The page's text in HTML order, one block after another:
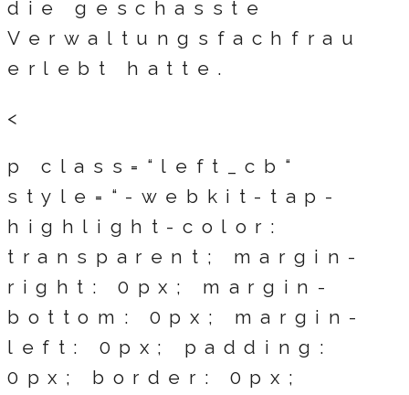
die geschasste
Verwaltungsfachfrau
erlebt hatte.
<
p class=“left_cb“
style=“-webkit-tap-
highlight-color:
transparent; margin-
right: 0px; margin-
bottom: 0px; margin-
left: 0px; padding:
0px; border: 0px;